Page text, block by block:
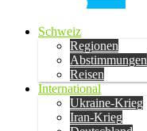
Schweiz
Regionen
Abstimmungen
Reisen
International
Ukraine-Krieg
Iran-Krieg